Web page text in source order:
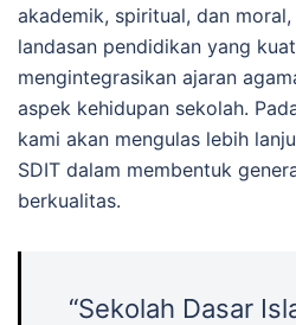
akademik, spiritual, dan
landasan pendidikan yang
mengintegrasikan ajaran
aspek kehidupan sekolah.
kami akan mengulas lebih
SDIT dalam membentuk
berkualitas.
“Sekolah Dasar